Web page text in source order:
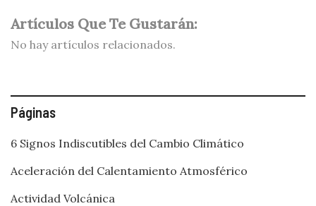
Artículos Que Te Gustarán:
No hay artículos relacionados.
Páginas
6 Signos Indiscutibles del Cambio Climático
Aceleración del Calentamiento Atmosférico
Actividad Volcánica